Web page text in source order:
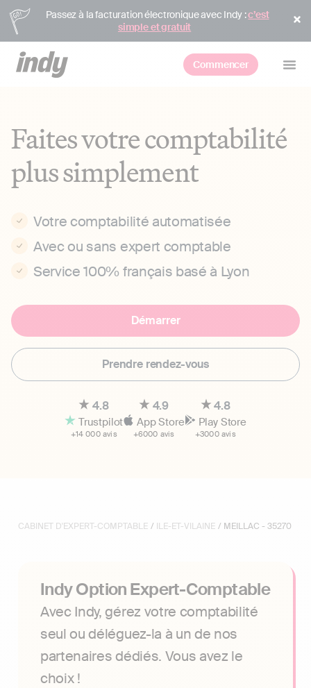
Passez à la facturation électronique avec Indy :c’est
simple et gratuit
Commencer
Faites votre comptabilité
plus simplement
Votre comptabilité automatisée
Avec ou sans expert comptable
Service 100% français basé à Lyon
Démarrer
Prendre rendez-vous
4.8
Trustpilot
+14 000 avis
4.9
App Store
+6000 avis
4.8
Play Store
+3000 avis
CABINET D'EXPERT-COMPTABLE / ILE-ET-VILAINE / MEILLAC - 35270
Indy Option Expert-Comptable
Avec Indy, gérez votre comptabilité
seul ou déléguez-la à un de nos
partenaires dédiés. Vous avez le
choix !